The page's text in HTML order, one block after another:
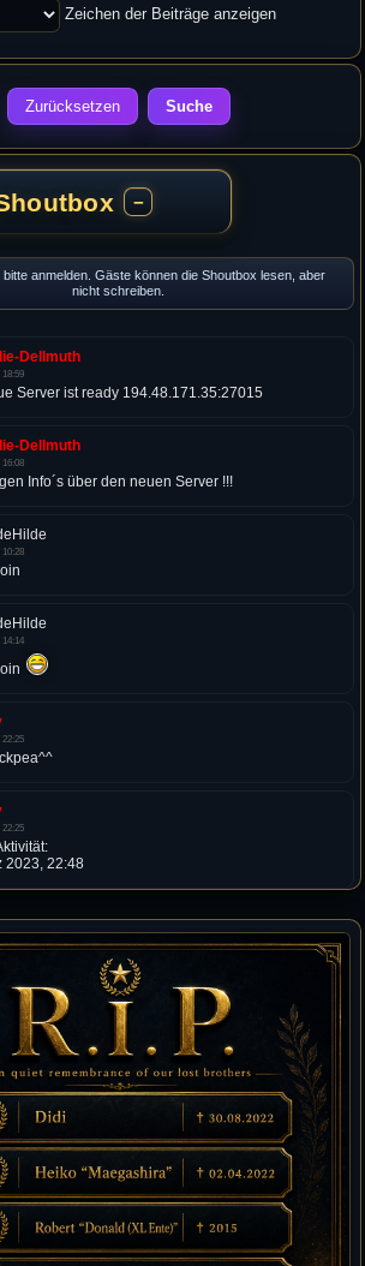
Zeichen der Beiträge anzeigen
−
anmelden. Gäste können die Shoutbox lesen, aber
nicht schreiben.
Dellmuth
18:59
Server ist ready 194.48.171.35:27015
Dellmuth
16:08
Info´s über den neuen Server !!!
10:28
14:14
22:25
22:25
2023, 22:48
12:48
Birthday Chickpea
10:08
Lieben!
chickpea
aaaaaaaaaaaab